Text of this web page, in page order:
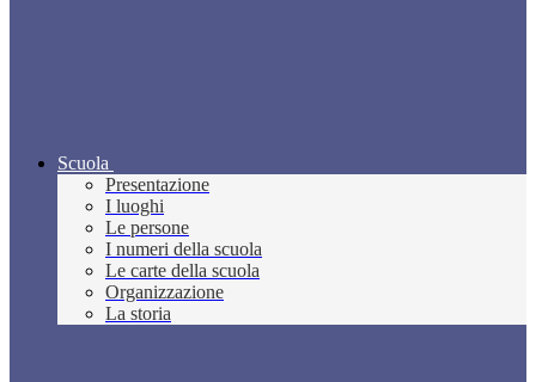
Scuola
Presentazione
I luoghi
Le persone
I numeri della scuola
Le carte della scuola
Organizzazione
La storia